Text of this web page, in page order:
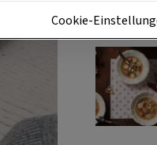
Cookie-